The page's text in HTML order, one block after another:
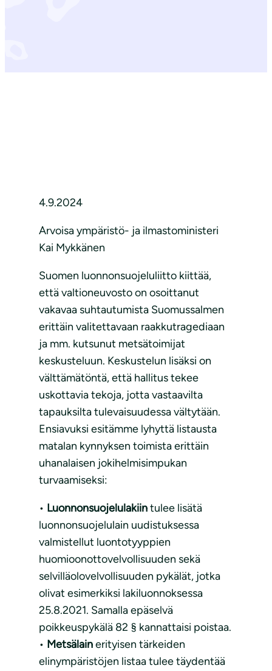
4.9.2024
Arvoisa ympäristö- ja ilmastoministeri
Kai Mykkänen
Suomen luonnonsuojeluliitto kiittää,
että valtioneuvosto on osoittanut
vakavaa suhtautumista Suomussalmen
erittäin valitettavaan raakkutragediaan
ja mm. kutsunut metsätoimijat
keskusteluun. Keskustelun lisäksi on
välttämätöntä, että hallitus tekee
uskottavia tekoja, jotta vastaavilta
tapauksilta tulevaisuudessa vältytään.
Ensiavuksi esitämme lyhyttä listausta
matalan kynnyksen toimista erittäin
uhanalaisen jokihelmisimpukan
turvaamiseksi:
• Luonnonsuojelulakiintulee lisätä
luonnonsuojelulain uudistuksessa
valmistellut luontotyyppien
huomioonottovelvollisuuden sekä
selvilläolovelvollisuuden pykälät, jotka
olivat esimerkiksi lakiluonnoksessa
25.8.2021. Samalla epäselvä
poikkeuspykälä 82 § kannattaisi poistaa.
• Metsälainerityisen tärkeiden
elinympäristöjen listaa tulee täydentää